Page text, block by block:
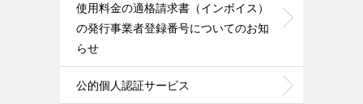
使用料金の適格請求書（インボイス）
の発行事業者登録番号についてのお知
らせ
公的個人認証サービス